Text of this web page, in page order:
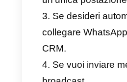
presentati da
Costi
piccole